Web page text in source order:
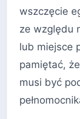
wszczęcie
ze względu
lub miejsce
pamiętać,
musi być